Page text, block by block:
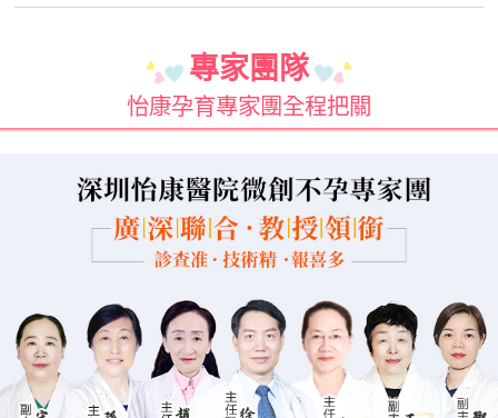
專家團隊
怡康孕育專家團全程把關